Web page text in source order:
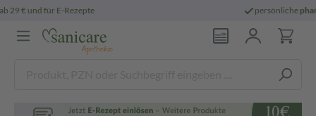
persönliche